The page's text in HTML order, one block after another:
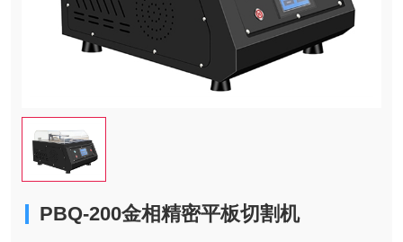
PBQ-200金相精密平板切割机